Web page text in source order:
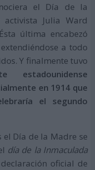
el Día de la
Julia Ward
última encabezó
a todo
Y finalmente tuvo
estadounidense
en 1914 que
el segundo
el Día de la Madre se
día de la Inmaculada
oficial de